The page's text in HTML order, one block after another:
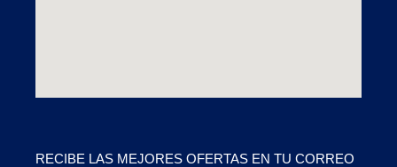
RECIBE LAS MEJORES OFERTAS EN TU CORREO